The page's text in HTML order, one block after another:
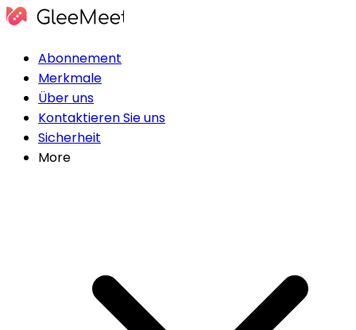
Abonnement
Merkmale
Über uns
Kontaktieren Sie uns
Sicherheit
More